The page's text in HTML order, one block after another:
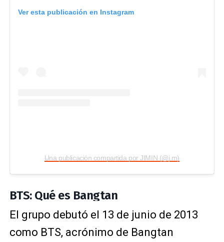
Ver esta publicación en Instagram
Una publicación compartida por JIMIN (@j.m)
BTS: Qué es Bangtan
El grupo debutó el 13 de junio de 2013
como BTS, acrónimo de Bangtan